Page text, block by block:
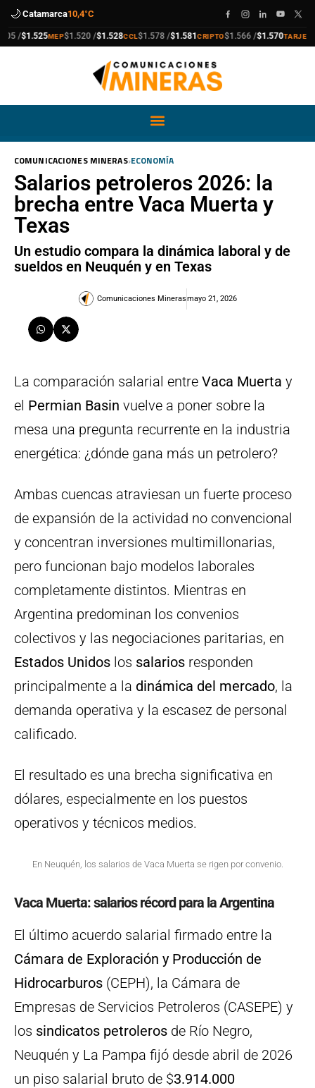
🌙 Catamarca10,4°C
/$1.525MEP
compra$1.520 /
venta $1.528CCL
compra$1.578 /
venta $1.581CRIPTO
compra$1.566 /
venta $1.570TARJETA
compra
venta
COMUNICACIONES MINERAS›ECONOMÍA
Salarios petroleros 2026: la
brecha entre Vaca Muerta y
Texas
Un estudio compara la dinámica laboral y de
sueldos en Neuquén y en Texas
Comunicaciones Minerasmayo 21, 2026
La comparación salarial entre Vaca Muerta y
el Permian Basin vuelve a poner sobre la
mesa una pregunta recurrente en la industria
energética: ¿dónde gana más un petrolero?
Ambas cuencas atraviesan un fuerte proceso
de expansión de la actividad no convencional
y concentran inversiones multimillonarias,
pero funcionan bajo modelos laborales
completamente distintos. Mientras en
Argentina predominan los convenios
colectivos y las negociaciones paritarias, en
Estados Unidos los salarios responden
principalmente a la dinámica del mercado, la
demanda operativa y la escasez de personal
calificado.
El resultado es una brecha significativa en
dólares, especialmente en los puestos
operativos y técnicos medios.
En Neuquén, los salarios de Vaca Muerta se rigen por convenio.
Vaca Muerta: salarios récord para la Argentina
El último acuerdo salarial firmado entre la
Cámara de Exploración y Producción de
Hidrocarburos (CEPH), la Cámara de
Empresas de Servicios Petroleros (CASEPE) y
los sindicatos petroleros de Río Negro,
Neuquén y La Pampa fijó desde abril de 2026
un piso salarial bruto de $3.914.000